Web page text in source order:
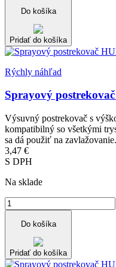
Do košíka
Pridať do košíka
Rýchly náhľad
Sprayový
Výsuvný postrekovač s
kompatibilný so všetkými
sa dá použiť na
3,47 €
S DPH
Na sklade
Do košíka
Pridať do košíka